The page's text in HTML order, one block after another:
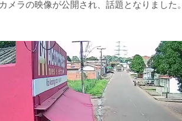
メラの映像が公開され、話題となりました。